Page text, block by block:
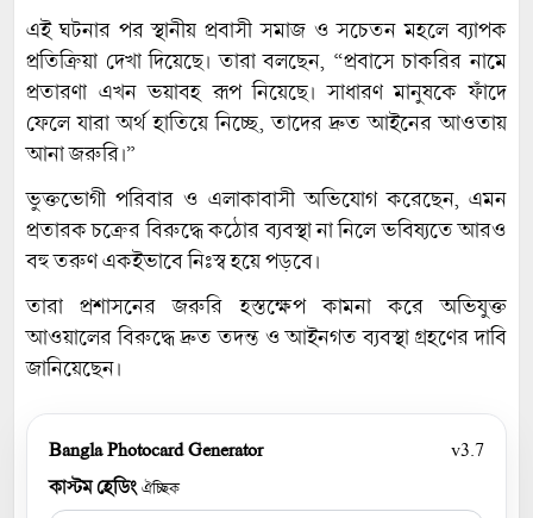
এই ঘটনার পর স্থানীয় প্রবাসী সমাজ ও সচেতন মহলে ব্যাপক
প্রতিক্রিয়া দেখা দিয়েছে। তারা বলছেন, “প্রবাসে চাকরির নামে
প্রতারণা এখন ভয়াবহ রূপ নিয়েছে। সাধারণ মানুষকে ফাঁদে
ফেলে যারা অর্থ হাতিয়ে নিচ্ছে, তাদের দ্রুত আইনের আওতায়
আনা জরুরি।”
ভুক্তভোগী পরিবার ও এলাকাবাসী অভিযোগ করেছেন, এমন
প্রতারক চক্রের বিরুদ্ধে কঠোর ব্যবস্থা না নিলে ভবিষ্যতে আরও
বহু তরুণ একইভাবে নিঃস্ব হয়ে পড়বে।
তারা প্রশাসনের জরুরি হস্তক্ষেপ কামনা করে অভিযুক্ত
আওয়ালের বিরুদ্ধে দ্রুত তদন্ত ও আইনগত ব্যবস্থা গ্রহণের দাবি
জানিয়েছেন।
Bangla Photocard Generator
v3.7
কাস্টম হেডিংঐচ্ছিক